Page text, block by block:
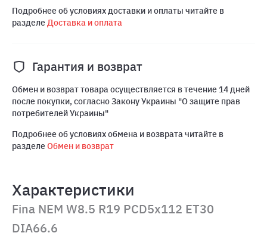
Подробнее об условиях доставки и оплаты читайте в
разделеДоставка и оплата
Гарантия и возврат
Обмен и возврат товара осуществляется в течение 14 дней
после покупки, согласно Закону Украины "О защите прав
потребителей Украины"
Подробнее об условиях обмена и возврата читайте в
разделеОбмен и возврат
Характеристики
Fina NEM W8.5 R19 PCD5x112 ET30
DIA66.6